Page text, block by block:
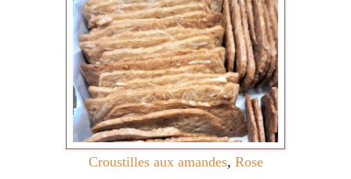
Croustilles aux amandes, Rose